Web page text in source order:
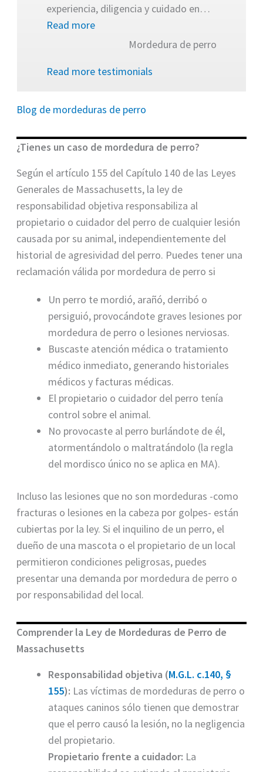
experiencia, diligencia y cuidado en…
Read more
Mordedura de perro
Read more testimonials
Blog de mordeduras de perro
¿Tienes un caso de mordedura de perro?
Según el artículo 155 del Capítulo 140 de las Leyes
Generales de Massachusetts, la ley de
responsabilidad objetiva responsabiliza al
propietario o cuidador del perro de cualquier lesión
causada por su animal, independientemente del
historial de agresividad del perro. Puedes tener una
reclamación válida por mordedura de perro si
Un perro te mordió, arañó, derribó o
persiguió, provocándote graves lesiones por
mordedura de perro o lesiones nerviosas.
Buscaste atención médica o tratamiento
médico inmediato, generando historiales
médicos y facturas médicas.
El propietario o cuidador del perro tenía
control sobre el animal.
No provocaste al perro burlándote de él,
atormentándolo o maltratándolo (la regla
del mordisco único no se aplica en MA).
Incluso las lesiones que no son mordeduras -como
fracturas o lesiones en la cabeza por golpes- están
cubiertas por la ley. Si el inquilino de un perro, el
dueño de una mascota o el propietario de un local
permitieron condiciones peligrosas, puedes
presentar una demanda por mordedura de perro o
por responsabilidad del local.
Comprender la Ley de Mordeduras de Perro de
Massachusetts
Responsabilidad objetiva (M.G.L. c.140, §
155): Las víctimas de mordeduras de perro o
ataques caninos sólo tienen que demostrar
que el perro causó la lesión, no la negligencia
del propietario.
Propietario frente a cuidador: La